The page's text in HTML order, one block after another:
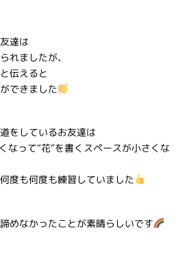
達は
れましたが、
伝えると
できました
をしているお友達は
なって“花”を書くスペースが小さくな
度も何度も練習していました
めなかったことが素晴らしいです